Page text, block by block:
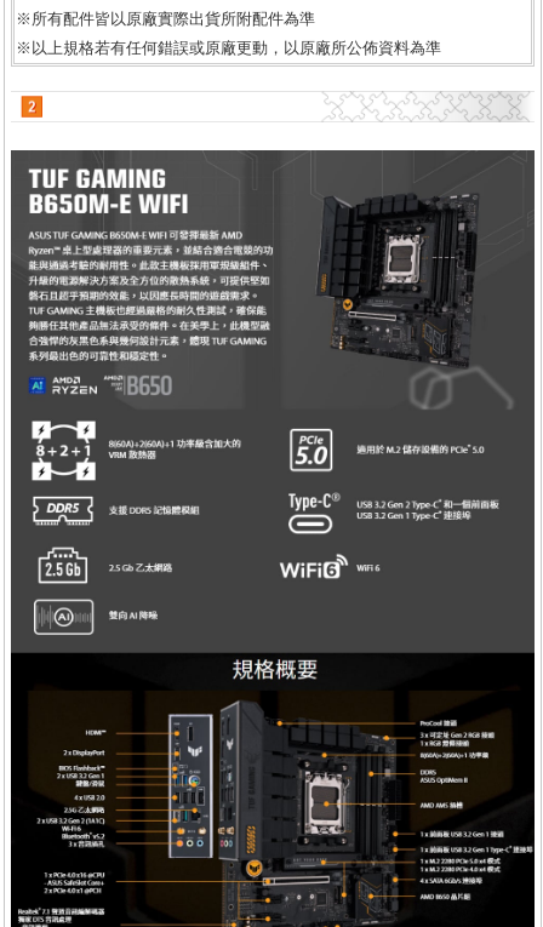
※所有配件皆以原廠實際出貨所附配件為準
※以上規格若有任何錯誤或原廠更動，以原廠所公佈資料為準